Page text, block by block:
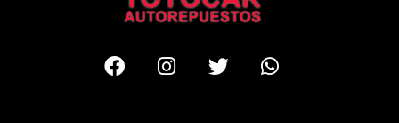
FacebookInstagram
TwitterWhatsapp